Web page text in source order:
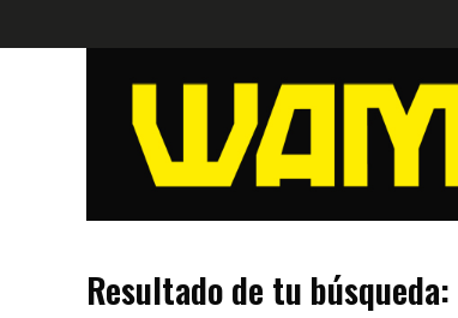
Resultado de tu búsqueda: